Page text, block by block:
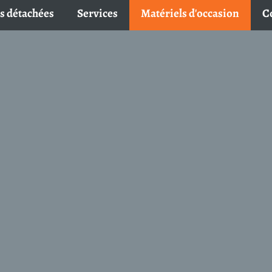
Matériels d'occasion Contact